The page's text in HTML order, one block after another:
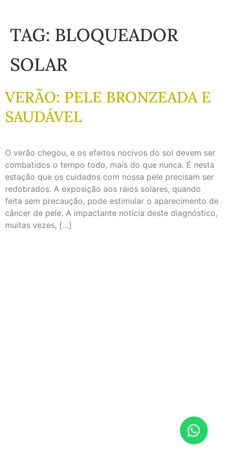
TAG: BLOQUEADOR
SOLAR
VERÃO: PELE BRONZEADA E
SAUDÁVEL
O verão chegou, e os efeitos nocivos do sol devem ser
combatidos o tempo todo, mais do que nunca. É nesta
estação que os cuidados com nossa pele precisam ser
redobrados. A exposição aos raios solares, quando
feita sem precaução, pode estimular o aparecimento de
câncer de pele. A impactante notícia deste diagnóstico,
muitas vezes, […]